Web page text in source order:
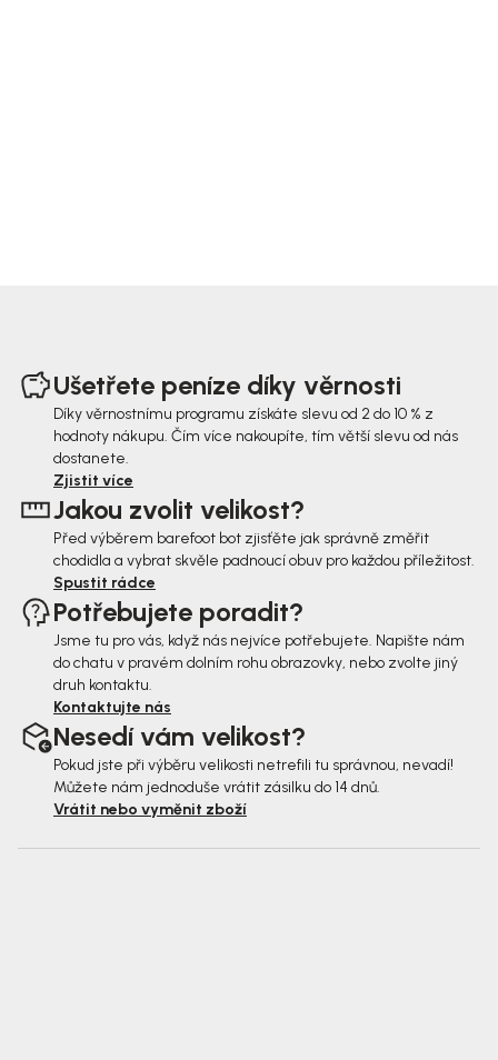
Ušetřete peníze díky věrnosti
Díky věrnostnímu programu získáte slevu od 2 do 10 % z
hodnoty nákupu. Čím více nakoupíte, tím větší slevu od nás
dostanete.
Zjistit více
Jakou zvolit velikost?
Před výběrem barefoot bot zjisťěte jak správně změřit
chodidla a vybrat skvěle padnoucí obuv pro každou příležitost.
Spustit rádce
Potřebujete poradit?
Jsme tu pro vás, když nás nejvíce potřebujete. Napište nám
do chatu v pravém dolním rohu obrazovky, nebo zvolte jiný
druh kontaktu.
Kontaktujte nás
Nesedí vám velikost?
Pokud jste při výběru velikosti netrefili tu správnou, nevadí!
Můžete nám jednoduše vrátit zásilku do 14 dnů.
Vrátit nebo vyměnit zboží